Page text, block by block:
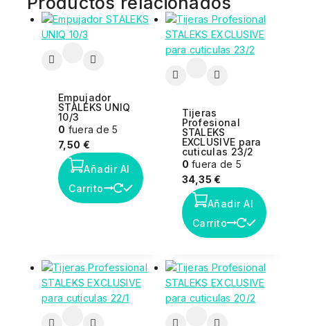
Empujador
STALEKS UNIQ
10/3
0 fuera de 5
7,50 €
Añadir Al
Carrito
Tijeras
Profesional
STALEKS
EXCLUSIVE para
cuticulas 23/2
0 fuera de 5
34,35€
Añadir Al
Carrito